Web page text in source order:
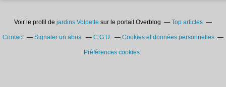
Voir le profil de jardins Volpette sur le portail Overblog Top articles
Contact Signaler un abus C.G.U. Cookies et données personnelles
Préférences cookies